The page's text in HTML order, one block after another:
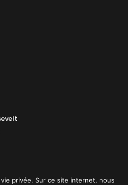
privée. Sur ce site internet, nous